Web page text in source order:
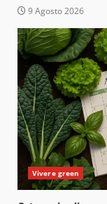
9 Agosto 2026
Vivere green